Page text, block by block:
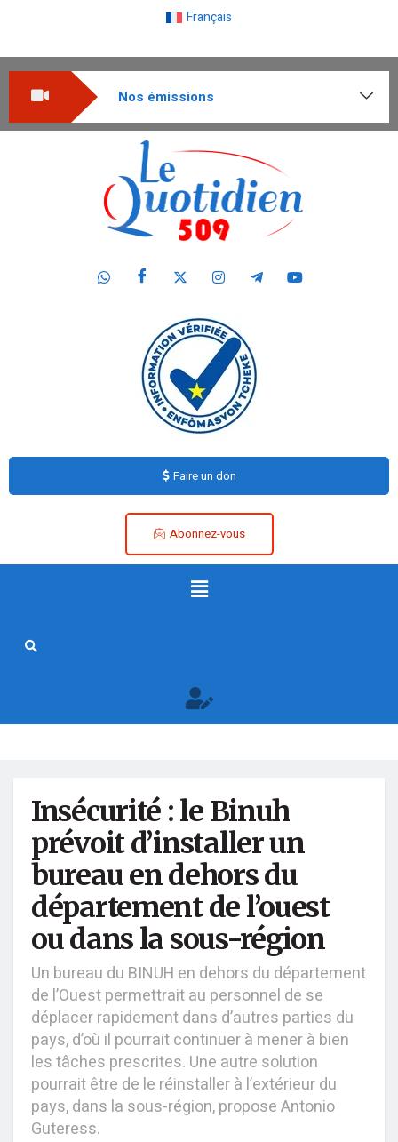
Français
Nos émissions
Faire un don
Abonnez-vous
Insécurité : le Binuh
prévoit d’installer un
bureau en dehors du
département de l’ouest
ou dans la sous-région
Un bureau du BINUH en dehors du département
de l’Ouest permettrait au personnel de se
déplacer rapidement dans d’autres parties du
pays, d’où il pourrait continuer à mener à bien
les tâches prescrites. Une autre solution
pourrait être de le réinstaller à l’extérieur du
pays, dans la sous-région, propose Antonio
Guteress.